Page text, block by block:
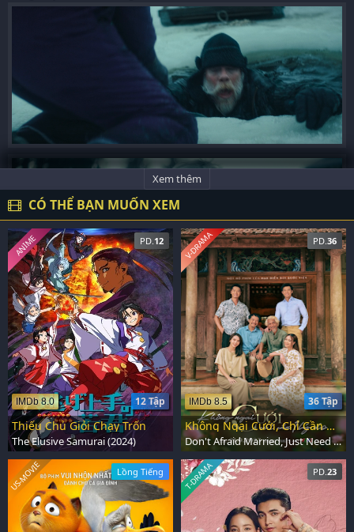
Xem thêm
CÓ THỂ BẠN MUỐN XEM
PD. 12
12 Tập
IMDb 8.0
ANIME
Thiếu Chủ Giỏi Chạy Trốn
The Elusive Samurai (2024)
PD. 36
36 Tập
IMDb 8.5
V-DRAMA
Không Ngại Cưới, Chỉ Cần Một Lý Do
Don't Afraid Married, Just Need Reason (2023)
Lồng Tiếng
US-MOVIE PD. 23
T-DRAMA